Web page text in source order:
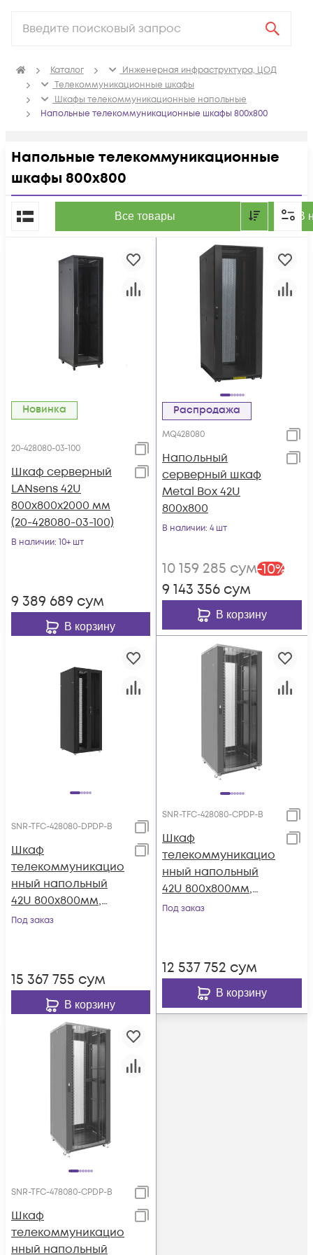
Каталог
Инженерная инфраструктура, ЦОД
Телекоммуникационные шкафы
Шкафы телекоммуникационные напольные
Напольные телекоммуникационные шкафы 800x800
Напольные телекоммуникационные
шкафы 800x800
Все товары В
По популярности
Новинка
20-428080-03-100
Шкаф серверный
LANsens 42U
800x800x2000 мм
(20-428080-03-100)
В наличии: 10+ шт
9 389 689 сум
В корзину
Распродажа
MQ428080
Напольный
серверный шкаф
Metal Box 42U
800х800
В наличии: 4 шт
10 159 285 сум-10%
9 143 356 сум
В корзину
SNR-TFC-428080-DPDP-B
Шкаф
телекоммуникацио
нный напольный
42U 800x800мм,
серия TFC (SNR-TFC-
Под заказ
15 367 755 сум
В корзину
SNR-TFC-428080-CPDP-B
Шкаф
телекоммуникацио
нный напольный
42U 800x800мм,
серия TFC (SNR-TFC-
Под заказ
12 537 752 сум
В корзину
SNR-TFC-478080-CPDP-B
Шкаф
телекоммуникацио
нный напольный